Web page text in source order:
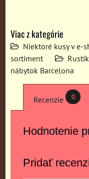
Viac z kategórie
Niektoré kusy v e-
sortiment
nábytok Barcelona
Recenzie 0
Hodnotenie
Pridať